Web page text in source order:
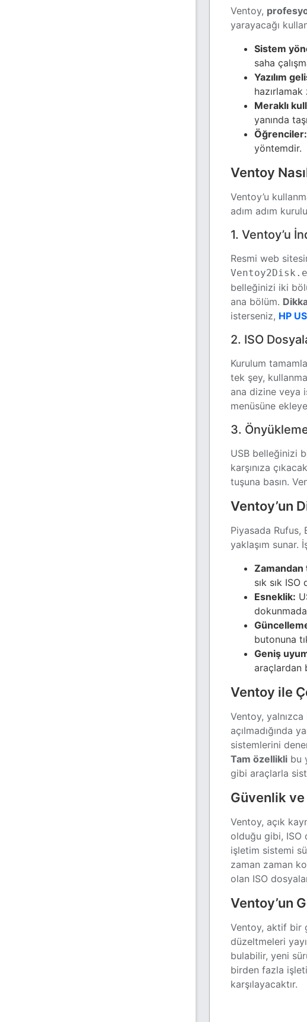
Ventoy,
yarayacağı
Sistem
saha
Yazılım
Meraklı
yanında
Öğrenciler:
yöntemdir.
Ventoy
Ventoy’u
adım adım
1. Ventoy’u
Resmi web
belleğinizi iki
ana bölüm.
isterseniz, HP
2. ISO
Kurulum
tek şey,
ana dizine veya
menüsüne
3.
USB belleğinizi
karşınıza
tuşuna basın.
Ventoy’un
Piyasada
yaklaşım sunar.
sık sık
Esneklik:
butonuna
Geniş
araçlardan
Ventoy ile
Ventoy,
açılmadığında
sistemlerini
Tam özellikli bu
gibi araçlarla
Güvenlik
Ventoy, açık
olduğu gibi, ISO
işletim sistemi
zaman zaman
olan ISO
Ventoy’un
Ventoy, aktif bir
düzeltmeleri
bulabilir, yeni
birden fazla
karşılayacaktır.